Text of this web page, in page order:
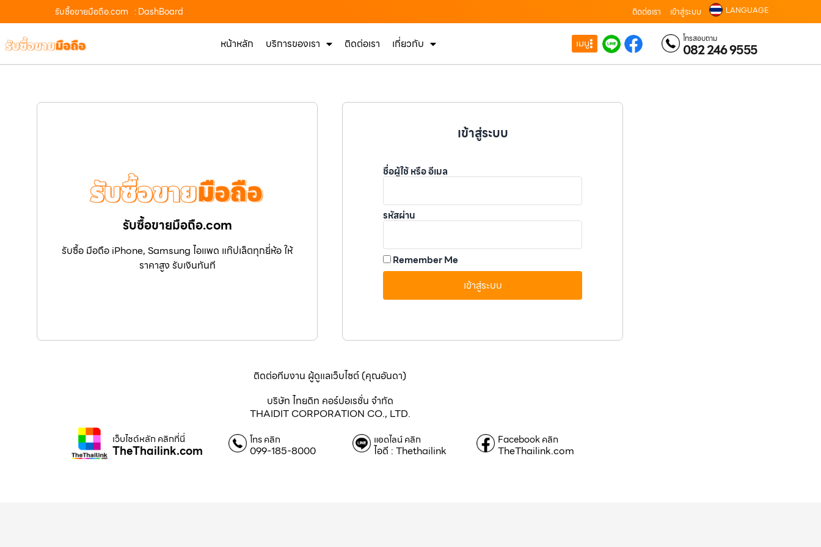
รับซื้อขายมือถือ.com : DashBoard ติดต่อเรา เข้าสู่ระบบ LANGUAGE
หน้าหลัก บริการของเรา ติดต่อเรา เกี่ยวกับ เมนู โทรสอบถาม
082 246 9555
รับซื้อขายมือถือ.com
รับซื้อ มือถือ iPhone, Samsung ไอแพด แท๊ปเล็ตทุกยี่ห้อ ให้
ราคาสูง รับเงินทันที
เข้าสู่ระบบ
ชื่อผู้ใช้ หรือ อีเมล
รหัสผ่าน
Remember Me
เข้าสู่ระบบ
A
n
v
e
:
ติดต่อทีมงาน ผู้ดูแลเว็บไซต์ (คุณอันดา)
บริษัท ไทยดิท คอร์ปอเรชั่น จำกัด
THAIDIT CORPORATION CO., LTD.
เว็บไซต์หลัก คลิกที่นี่
TheThailink.com
โทร คลิก
099-185-8000
แอดไลน์ คลิก
ไอดี : Thethailink
Facebook คลิก
TheThailink.com